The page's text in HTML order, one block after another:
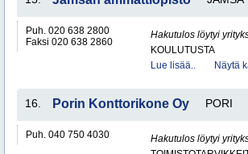
Puh. 020 638 2800
Faksi 020 638 2860
Hakutulos löytyi
KOULUTUSTA
Lue lisää..
Näytä
16. Porin Konttorikone Oy PORI
Puh. 040 750 4030
Hakutulos löytyi